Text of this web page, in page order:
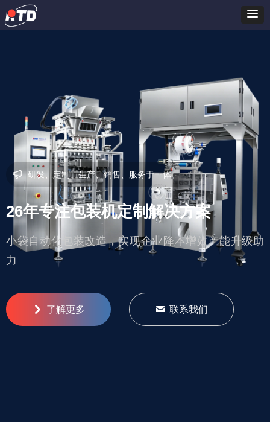
研发、定制、生产、销售、服务于一体
26年专注包装机定制解决方案
小袋自动化包装改造，实现企业降本增效产能升级助
力
낂 联系我们
낑 了解更多